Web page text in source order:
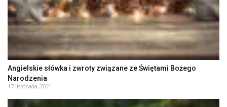
Angielskie słówka i zwroty związane ze Świętami Bożego
Narodzenia
17 listopada, 2021